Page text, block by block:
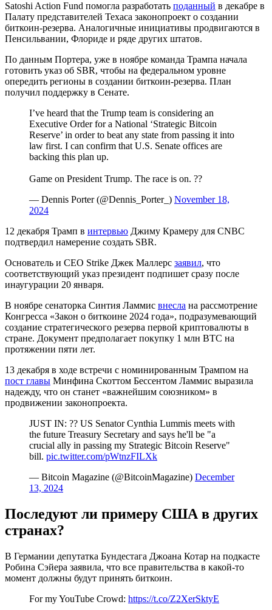
Satoshi Action Fund помогла разработать поданный в декабре в
Палату представителей Техаса законопроект о создании
биткоин-резерва. Аналогичные инициативы продвигаются в
Пенсильвании, Флориде и ряде других штатов.
По данным Портера, уже в ноябре команда Трампа начала
готовить указ об SBR, чтобы на федеральном уровне
опередить регионы в создании биткоин-резерва. План
получил поддержку в Сенате.
I’ve heard that the Trump team is considering an
Executive Order for a National ‘Strategic Bitcoin
Reserve’ in order to beat any state from passing it into
law first. I can confirm that U.S. Senate offices are
backing this plan up.
Game on President Trump. The race is on. ??
— Dennis Porter (@Dennis_Porter_) November 18,
2024
12 декабря Трамп в интервью Джиму Крамеру для CNBC
подтвердил намерение создать SBR.
Основатель и CEO Strike Джек Маллерс заявил, что
соответствующий указ президент подпишет сразу после
инаугурации 20 января.
В ноябре сенаторка Синтия Ламмис внесла на рассмотрение
Конгресса «Закон о биткоине 2024 года», подразумевающий
создание стратегического резерва первой криптовалюты в
стране. Документ предполагает покупку 1 млн BTC на
протяжении пяти лет.
13 декабря в ходе встречи с номинированным Трампом на
пост главы Минфина Скоттом Бессентом Ламмис выразила
надежду, что он станет «важнейшим союзником» в
продвижении законопроекта.
JUST IN: ?? US Senator Cynthia Lummis meets with
the future Treasury Secretary and says he'll be "a
crucial ally in passing my Strategic Bitcoin Reserve"
bill. pic.twitter.com/pWtnzFILXk
— Bitcoin Magazine (@BitcoinMagazine) December
13, 2024
Последуют ли примеру США в других
странах?
В Германии депутатка Бундестага Джоана Котар на подкасте
Робина Сэйера заявила, что все правительства в какой-то
момент должны будут принять биткоин.
For my YouTube Crowd: https://t.co/Z2XerSktyE